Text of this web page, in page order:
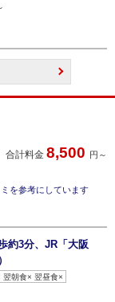
合計料金 8,500 円～
を参考にしています
約3分、JR「大阪
翌朝食× 翌昼食×